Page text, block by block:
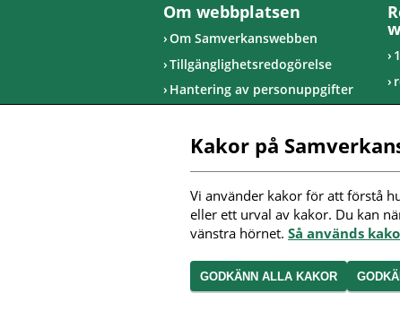
Om webbplatsen
Om Samverkanswebben
Tillgänglighetsredogörelse
Hantering av personuppgifter
Kakor på
Vi använder kakor för att förstå
eller ett urval av kakor. Du kan
vänstra hörnet. Så används
GODKÄNN ALLA KAKOR